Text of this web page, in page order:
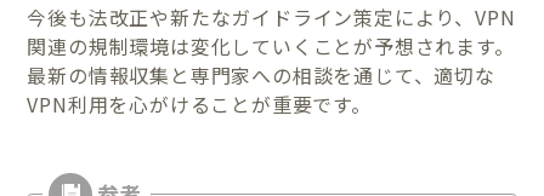
今後も法改正や新たなガイドライン策定により、VPN
関連の規制環境は変化していくことが予想されます。
最新の情報収集と専門家への相談を通じて、適切な
VPN利用を心がけることが重要です。